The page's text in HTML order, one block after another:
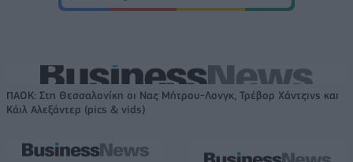
ΠΑΟΚ: Στη Θεσσαλονίκη οι Ναζ Μήτρου-Λονγκ, Τρέβορ Χάντζινς και
Κάιλ Αλεξάντερ (pics & vids)